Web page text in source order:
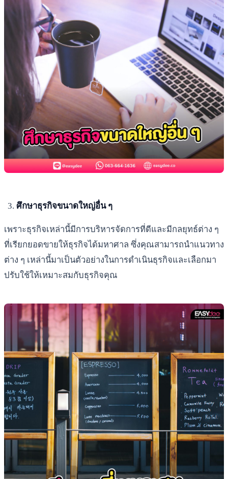
ศึกษาธุรกิจขนาดใหญ่อื่น ๆ
เพราะธุรกิจเหล่านี้มีการบริหารจัดการที่ดีและมีกลยุทธ์ต่าง ๆ
ที่เรียกยอดขายให้ธุรกิจได้มหาศาล ซึ่งคุณสามารถนำแนวทาง
ต่าง ๆ เหล่านี้มาเป็นตัวอย่างในการดำเนินธุรกิจและเลือกมา
ปรับใช้ให้เหมาะสมกับธุรกิจคุณ